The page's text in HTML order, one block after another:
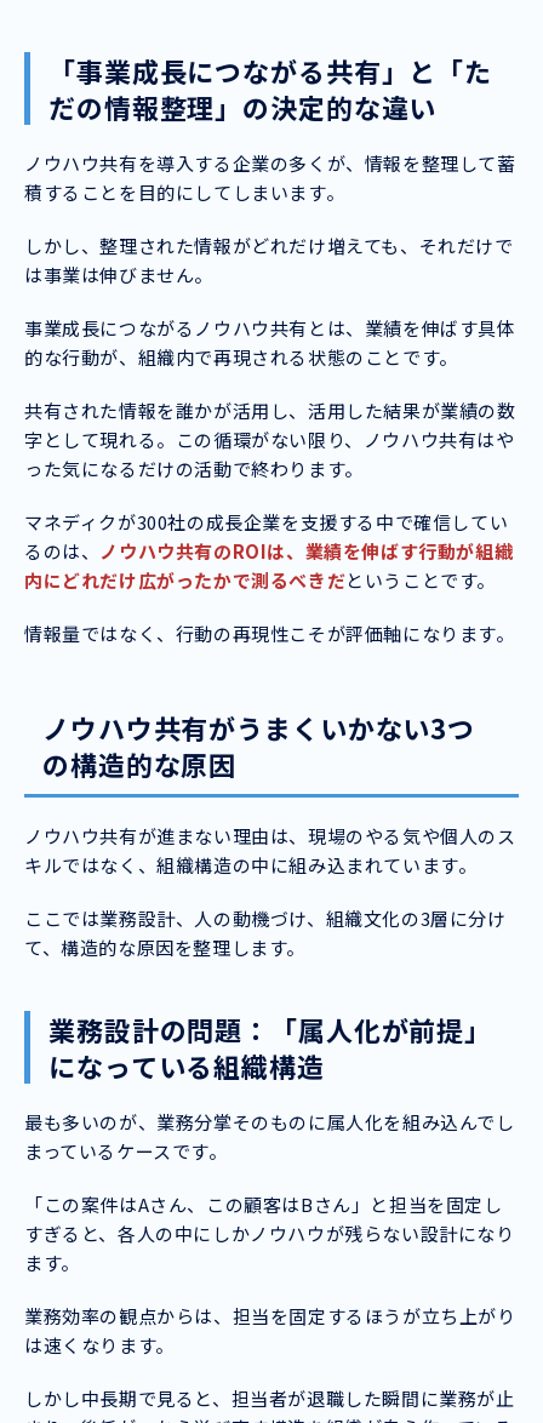
「事業成長につながる共有」と「た
だの情報整理」の決定的な違い
ノウハウ共有を導入する企業の多くが、情報を整理して蓄
積することを目的にしてしまいます。
しかし、整理された情報がどれだけ増えても、それだけで
は事業は伸びません。
事業成長につながるノウハウ共有とは、業績を伸ばす具体
的な行動が、組織内で再現される状態のことです。
共有された情報を誰かが活用し、活用した結果が業績の数
字として現れる。この循環がない限り、ノウハウ共有はや
った気になるだけの活動で終わります。
マネディクが300社の成長企業を支援する中で確信してい
るのは、 ノウハウ共有のROIは、業績を伸ばす行動が組織
内にどれだけ広がったかで測るべきだということです。
情報量ではなく、行動の再現性こそが評価軸になります。
ノウハウ共有がうまくいかない3つ
の構造的な原因
ノウハウ共有が進まない理由は、現場のやる気や個人のス
キルではなく、組織構造の中に組み込まれています。
ここでは業務設計、人の動機づけ、組織文化の3層に分け
て、構造的な原因を整理します。
業務設計の問題：「属人化が前提」
になっている組織構造
最も多いのが、業務分掌そのものに属人化を組み込んでし
まっているケースです。
「この案件はAさん、この顧客はBさん」と担当を固定し
すぎると、各人の中にしかノウハウが残らない設計になり
ます。
業務効率の観点からは、担当を固定するほうが立ち上がり
は速くなります。
しかし中長期で見ると、担当者が退職した瞬間に業務が止